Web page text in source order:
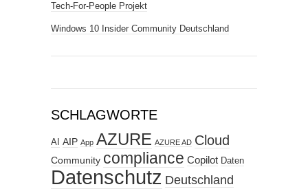
Tech-For-People Projekt
Windows 10 Insider Community Deutschland
SCHLAGWORTE
AI AIP App AZURE AZURE AD Cloud
Community compliance Copilot Daten
Datenschutz Deutschland